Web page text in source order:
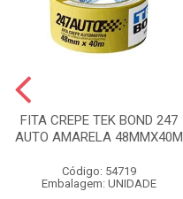
FITA CREPE TEK BOND 247
AUTO AMARELA 48MMX40M
Código: 54719
Embalagem: UNIDADE